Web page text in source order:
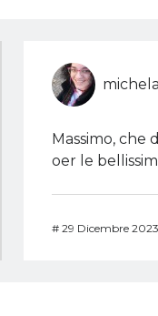
michela
Massimo, che
oer le
#29 Dicembre 2023